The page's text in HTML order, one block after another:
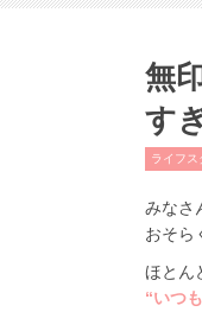
無
す
ライフス
みなさ
おそら
ほとん
“いつ